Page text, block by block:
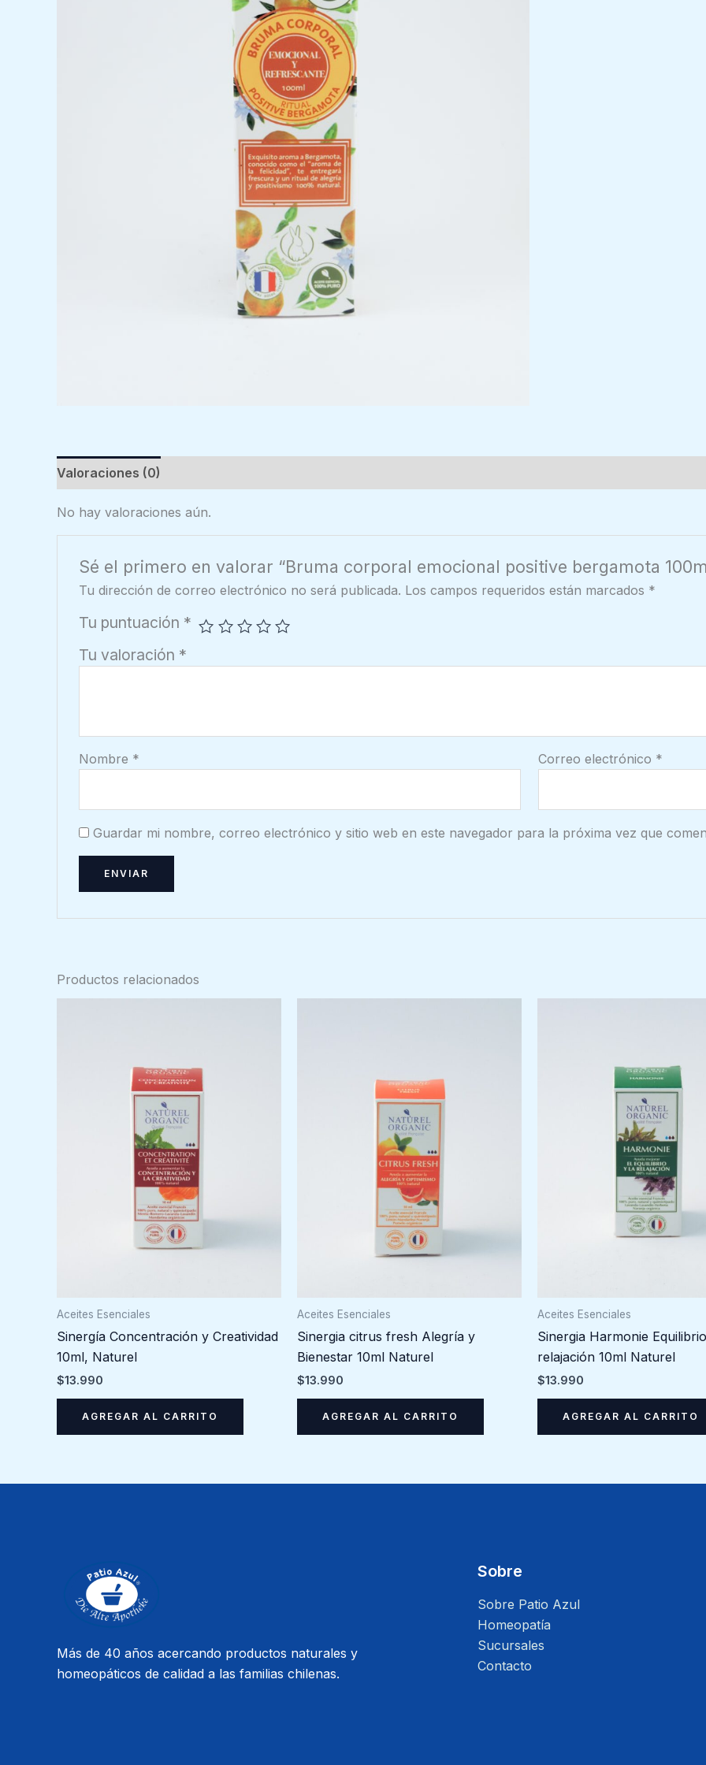
Valoraciones (0)
No hay valoraciones aún.
Sé el primero en valorar “Bruma corporal emocional positive bergamota
Tu dirección de correo electrónico no será publicada. Los campos requeridos están marcados *
Tu puntuación *
Tu valoración *
Nombre * Correo electrónico *
Guardar mi nombre, correo electrónico y sitio web en este navegador para la próxima vez que
Productos relacionados
Aceites Esenciales
Sinergía Concentración y Creatividad
10ml, Naturel
$13.990
AGREGAR AL CARRITO
Aceites Esenciales
Sinergia citrus fresh Alegría y
Bienestar 10ml Naturel
$13.990
AGREGAR AL CARRITO
Aceites Esenciales
Sinergia Harmonie
relajación 10ml Naturel
$13.990
AGREGAR AL CARRITO
Más de 40 años acercando productos naturales y
homeopáticos de calidad a las familias chilenas.
Sobre
Sobre Patio Azul
Homeopatía
Sucursales
Contacto